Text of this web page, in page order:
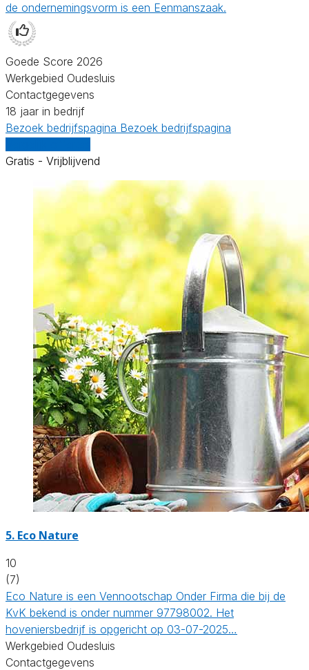
de ondernemingsvorm is een Eenmanszaak.
Goede Score 2026
Werkgebied Oudesluis
Contactgegevens
18 jaar in bedrijf
Bezoek bedrijfspagina Bezoek bedrijfspagina
Gratis - Vrijblijvend
5. Eco Nature
10
(7)
Eco Nature is een Vennootschap Onder Firma die bij de
KvK bekend is onder nummer 97798002. Het
hoveniersbedrijf is opgericht op 03-07-2025…
Werkgebied Oudesluis
Contactgegevens